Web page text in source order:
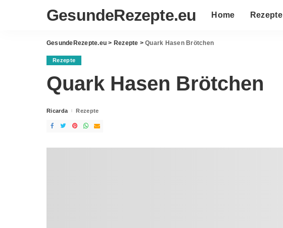
GesundeRezepte.eu Home Rezepte
GesundeRezepte.eu > Rezepte >Quark Hasen Brötchen
Rezepte
Quark Hasen Brötchen
Posted
Ricarda Rezepte